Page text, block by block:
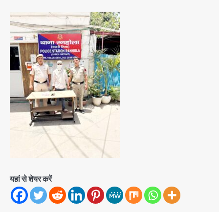
यहां से शेयर करें